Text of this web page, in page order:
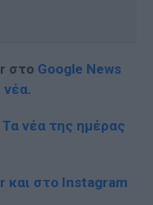
στο Google News
νέα.
νέα της ημέρας
και στο Instagram